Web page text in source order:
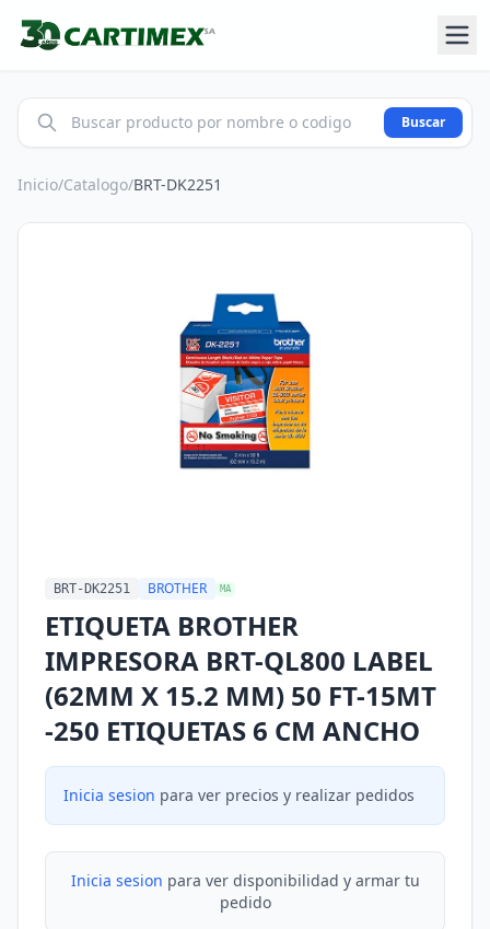
Buscar
Inicio/Catalogo/BRT-DK2251
BRT-DK2251 BROTHER MA
ETIQUETA BROTHER
IMPRESORA BRT-QL800 LABEL
(62MM X 15.2 MM) 50 FT-15MT
-250 ETIQUETAS 6 CM ANCHO
Inicia sesion para ver precios y realizar pedidos
Inicia sesion para ver disponibilidad y armar tu
pedido